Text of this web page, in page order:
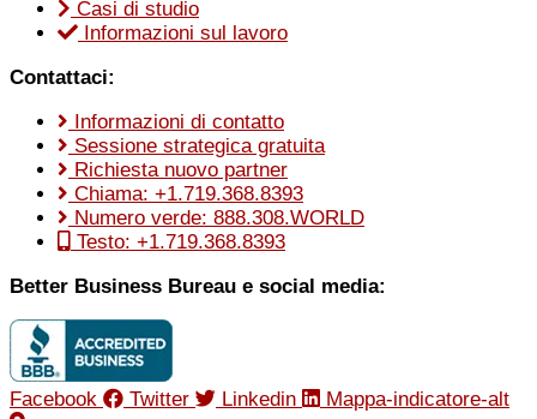
Casi di studio
Informazioni sul lavoro
Contattaci:
Informazioni di contatto
Sessione strategica gratuita
Richiesta nuovo partner
Chiama: +1.719.368.8393
Numero verde: 888.308.WORLD
Testo: +1.719.368.8393
Better Business Bureau e social media:
Facebook Twitter Linkedin Mappa-indicatore-alt